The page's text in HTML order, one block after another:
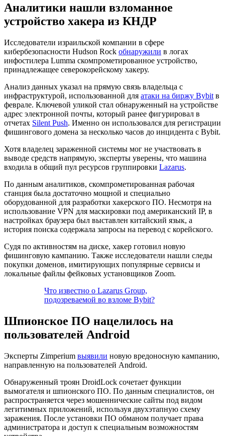
Аналитики нашли взломанное
устройство хакера из КНДР
Исследователи израильской компании в сфере
кибербезопасности Hudson Rock обнаружили в логах
инфостилера Lumma скомпрометированное устройство,
принадлежащее северокорейскому хакеру.
Анализ данных указал на прямую связь владельца с
инфраструктурой, использованной для атаки на биржу Bybit в
феврале. Ключевой уликой стал обнаруженный на устройстве
адрес электронной почты, который ранее фигурировал в
отчетах Silent Push. Именно он использовался для регистрации
фишингового домена за несколько часов до инцидента с Bybit.
Хотя владелец зараженной системы мог не участвовать в
выводе средств напрямую, эксперты уверены, что машина
входила в общий пул ресурсов группировки Lazarus.
По данным аналитиков, скомпрометированная рабочая
станция была достаточно мощной и специально
оборудованной для разработки хакерского ПО. Несмотря на
использование VPN для маскировки под американский IP, в
настройках браузера был выставлен китайский язык, а
история поиска содержала запросы на перевод с корейского.
Судя по активностям на диске, хакер готовил новую
фишинговую кампанию. Также исследователи нашли следы
покупки доменов, имитирующих популярные сервисы и
локальные файлы фейковых установщиков Zoom.
Что известно о Lazarus Group,
подозреваемой во взломе Bybit?
Шпионское ПО нацелилось на
пользователей Android
Эксперты Zimperium выявили новую вредоносную кампанию,
направленную на пользователей Android.
Обнаруженный троян DroidLock сочетает функции
вымогателя и шпионского ПО. По данным специалистов, он
распространяется через мошеннические сайты под видом
легитимных приложений, используя двухэтапную схему
заражения. После установки ПО обманом получает права
администратора и доступ к специальным возможностям